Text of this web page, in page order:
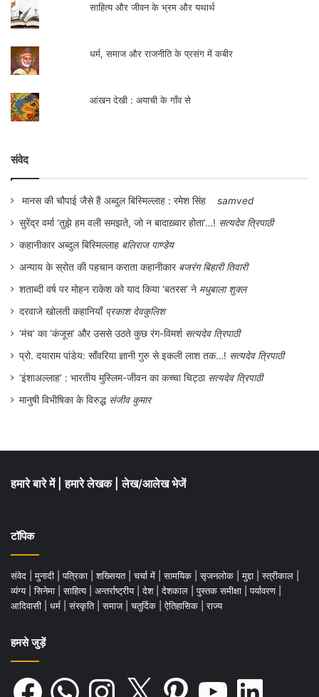
साहित्य और जीवन के भ्रम और यथार्थ
धर्म, समाज और राजनीति के प्रसंग में कबीर
आंखन देखी : अयाची के गाँव से
संवेद
मानस की चौपाई जैसे हैं अब्दुल बिस्मिल्लाह : रमेश सिंह
samved
सुरेंद्र वर्मा ‘तुझे हम वली समझते, जो न बादाख़्वार होता’…! सत्यदेव त्रिपाठी
कहानीकार अब्दुल बिस्मिल्लाह बलिराज पाण्डेय
अन्याय के स्रोत की पहचान कराता कहानीकार बजरंग बिहारी तिवारी
शताब्दी वर्ष पर मोहन राकेश को याद किया ‘बतरस’ ने मधुबाला शुक्ल
दरवाजे खोलती कहानियाँ प्रकाश देवकुलिश
‘मंच’ का ‘कंजूस’ और उससे उठते कुछ रंग-विमर्श सत्यदेव त्रिपाठी
प्रो. दयाराम पांडेय: साँवरिया ज्ञानी गुरु से इकली लाश तक…! सत्यदेव त्रिपाठी
‘इंशाअल्लाह’ : भारतीय मुस्लिम-जीवन का कच्चा चिट्ठा सत्यदेव त्रिपाठी
मानुषी विभीषिका के विरुद्ध संजीव कुमार
हमारे बारे में हमारे लेखक लेख/आलेख भेजें
टॉपिक
संवेद मुनादी पत्रिका शख्सियत चर्चा में सामयिक सृजनलोक मुद्दा स्त्रीकाल
व्यंग्य
सिनेमा साहित्य अन्तर्राष्ट्रीय देश देशकाल पुस्तक समीक्षा पर्यावरण
आदिवासी
धर्म संस्कृति समाज चतुर्दिक ऐतिहासिक राज्य
हमसे जुड़ें
Facebook WhatsAppInstagram Pinterest LinkedIn